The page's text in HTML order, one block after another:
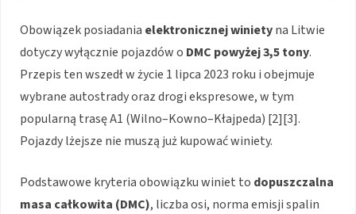
Obowiązek posiadania elektronicznej winietyna Litwie
dotyczy wyłącznie pojazdów o DMC powyżej 3,5 tony.
Przepis ten wszedł w życie 1 lipca 2023 roku i obejmuje
wybrane autostrady oraz drogi ekspresowe, w tym
popularną trasę A1 (Wilno–Kowno–Kłajpeda) [2][3].
Pojazdy lżejsze nie muszą już kupować winiety.
Podstawowe kryteria obowiązku winiet to dopuszczalna
masa całkowita (DMC), liczba osi, norma emisji spalin